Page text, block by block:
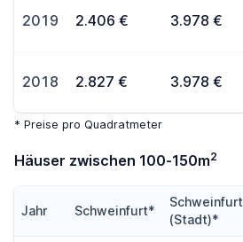
2019 2.406 € 3.978 €
2018 2.827 € 3.978 €
* Preise pro Quadratmeter
Häuser zwischen 100-150m2
Jahr Schweinfurt*
Schweinfurt
(Stadt)*